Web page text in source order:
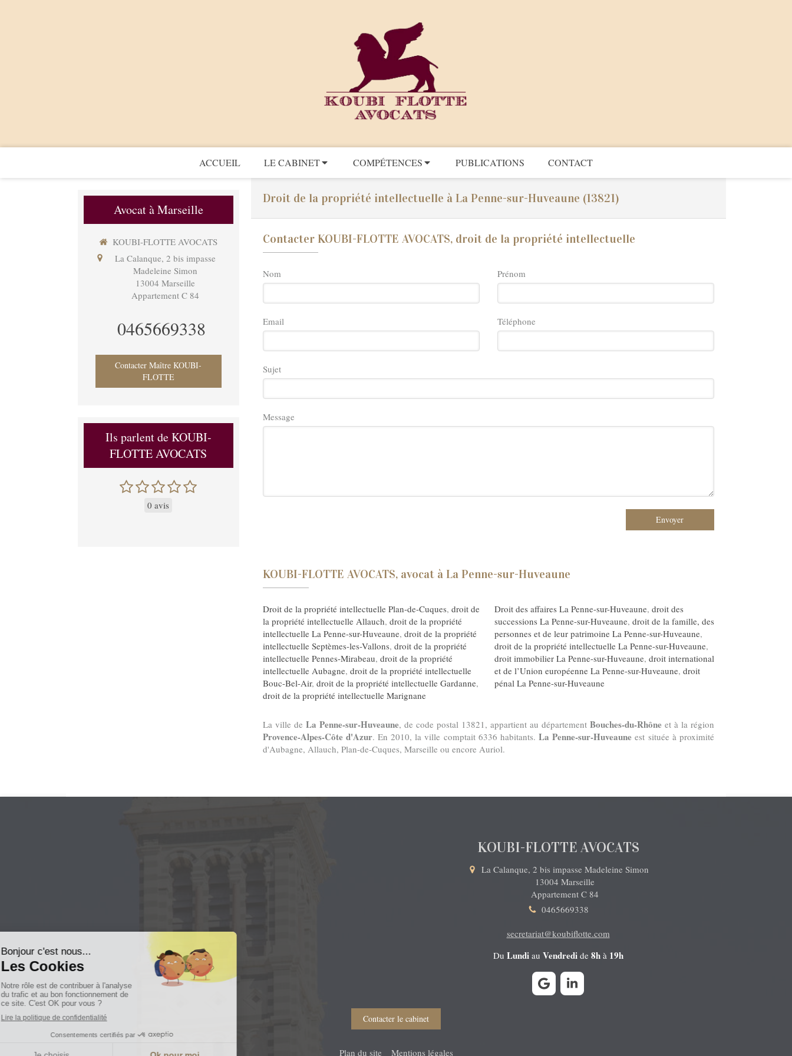
ACCUEIL LE CABINET COMPÉTENCES PUBLICATIONS CONTACT
Droit de la propriété intellectuelle à La Penne-sur-Huveaune (13821)
Contacter KOUBI-FLOTTE AVOCATS, droit de la propriété intellectuelle
Nom Prénom
Email Téléphone
Sujet
Message
Envoyer
KOUBI-FLOTTE AVOCATS, avocat à La Penne-sur-Huveaune
Droit de la propriété intellectuelle Plan-de-Cuques, droit de
la propriété intellectuelle Allauch, droit de la propriété
intellectuelle La Penne-sur-Huveaune, droit de la propriété
intellectuelle Septèmes-les-Vallons, droit de la propriété
intellectuelle Pennes-Mirabeau, droit de la propriété
intellectuelle Aubagne, droit de la propriété intellectuelle
Bouc-Bel-Air, droit de la propriété intellectuelle Gardanne,
droit de la propriété intellectuelle Marignane
Droit des affaires La Penne-sur-Huveaune, droit des
successions La Penne-sur-Huveaune, droit de la famille, des
personnes et de leur patrimoine La Penne-sur-Huveaune,
droit de la propriété intellectuelle La Penne-sur-Huveaune,
droit immobilier La Penne-sur-Huveaune, droit international
et de l’Union européenne La Penne-sur-Huveaune, droit
pénal La Penne-sur-Huveaune
La ville de La Penne-sur-Huveaune, de code postal 13821, appartient au département Bouches-du-Rhône et à la région
Provence-Alpes-Côte d'Azur. En 2010, la ville comptait 6336 habitants.La Penne-sur-Huveaune est située à proximité
d'Aubagne, Allauch, Plan-de-Cuques, Marseille ou encore Auriol.
Avocat à Marseille
KOUBI-FLOTTE AVOCATS
La Calanque, 2 bis impasse
Madeleine Simon
13004 Marseille
Appartement C 84
0465669338
Contacter Maître KOUBI-
FLOTTE
Ils parlent de KOUBI-
FLOTTE AVOCATS
0 avis
KOUBI-FLOTTE AVOCATS
La Calanque, 2 bis impasse Madeleine Simon
13004 Marseille
Appartement C 84
0465669338
secretariat@koubiflotte.com
Du Lundi au Vendredi de 8hà 19h
Contacter le cabinet
Plan du site Mentions légales